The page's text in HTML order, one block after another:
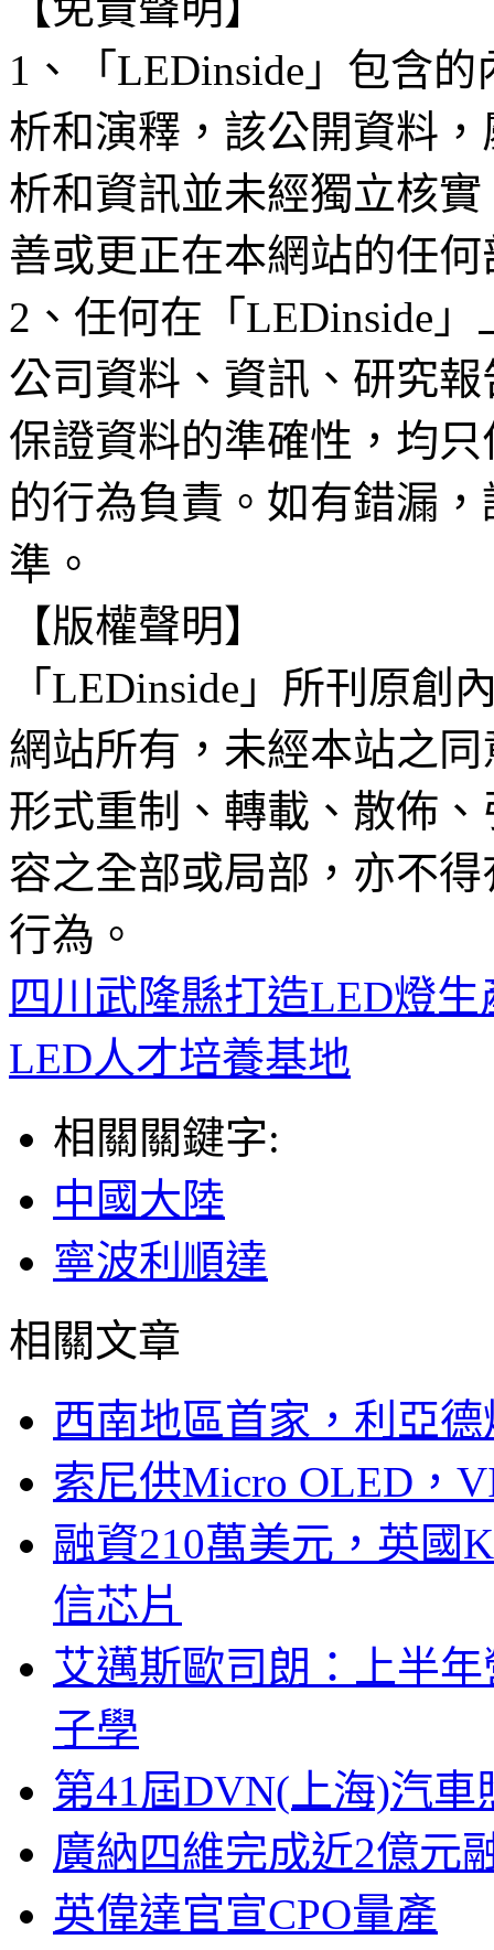
1、「LEDinside」包含
析和演釋，該公開資料
析和資訊並未經獨立核
善或更正在本網站的任
2、任何在「LEDinside
公司資料、資訊、研究
保證資料的準確性，均
的行為負責。如有錯漏
準。
【版權聲明】
「LEDinside」所刊原創
網站所有，未經本站之
形式重制、轉載、散佈
容之全部或局部，亦不
行為。
四川武隆縣打造LED燈生
LED人才培養基地
相關關鍵字:
中國大陸
寧波利順達
相關文章
西南地區首家，利亞
索尼供Micro OLED，
融資210萬美元，英國
信芯片
艾邁斯歐司朗：上半
子學
第41屆DVN(上海)汽
廣納四維完成近2億元
英偉達官宣CPO量產